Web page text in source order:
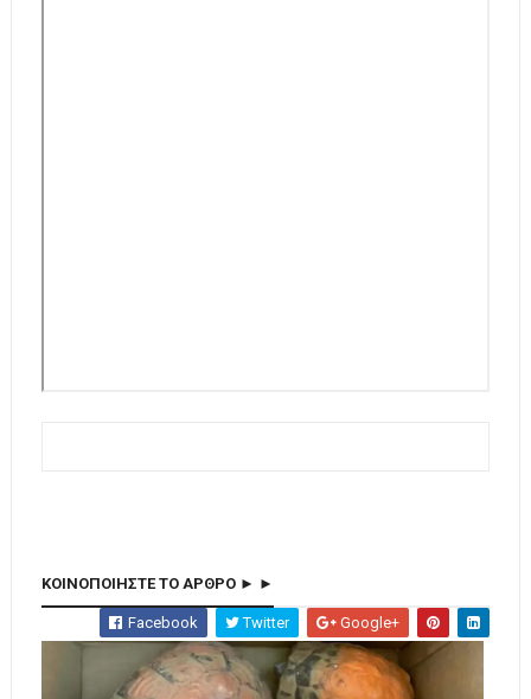
ΚΟΙΝΟΠΟΙΗΣΤΕ ΤΟ ΑΡΘΡΟ ► ►
Facebook Twitter Google+